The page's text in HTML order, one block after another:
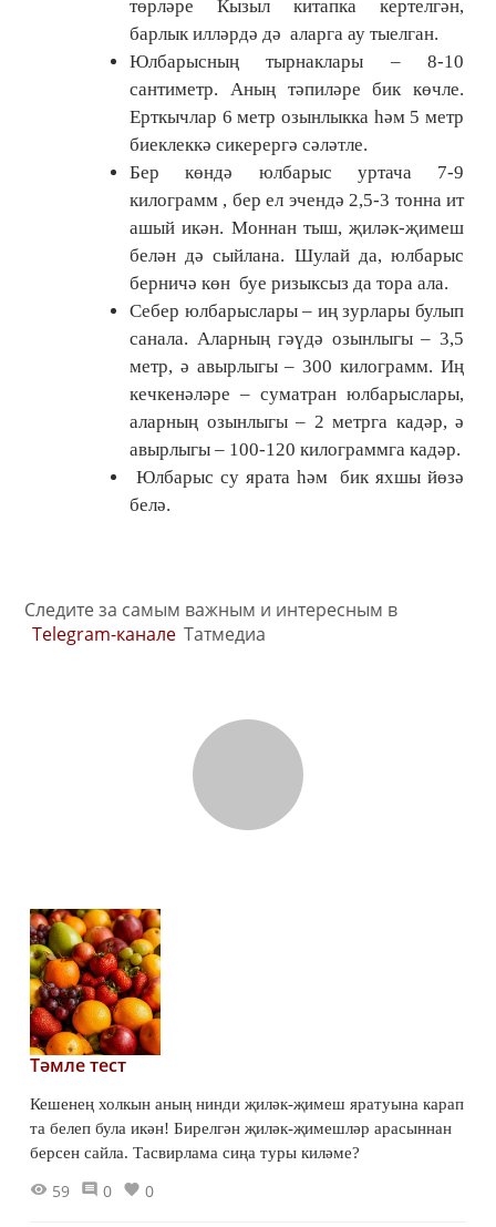
төрләре Кызыл китапка кертелгән,
барлык илләрдә дә аларга ау тыелган.
Юлбарысның тырнаклары – 8-10
сантиметр. Аның тәпиләре бик көчле.
Ерткычлар 6 метр озынлыкка һәм 5 метр
биеклеккә сикерергә сәләтле.
Бер көндә юлбарыс уртача 7-9
килограмм , бер ел эчендә 2,5-3 тонна ит
ашый икән. Моннан тыш, җиләк-җимеш
белән дә сыйлана. Шулай да, юлбарыс
берничә көн буе ризыксыз да тора ала.
Себер юлбарыслары – иң зурлары булып
санала. Аларның гәүдә озынлыгы – 3,5
метр, ә авырлыгы – 300 килограмм. Иң
кечкенәләре – суматран юлбарыслары,
аларның озынлыгы – 2 метрга кадәр, ә
авырлыгы – 100-120 килограммга кадәр.
Юлбарыс су ярата һәм бик яхшы йөзә
белә.
Следите за самым важным и интересным в
Telegram-канале Татмедиа
Тәмле тест
Кешенең холкын аның нинди җиләк-җимеш яратуына карап
та белеп була икән! Бирелгән җиләк-җимешләр арасыннан
берсен сайла. Тасвирлама сиңа туры киләме?
59 0 0